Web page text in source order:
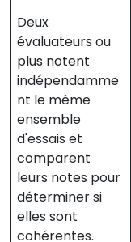
Deux
évaluateurs ou
plus notent
indépendamme
nt le même
ensemble
d'essais et
comparent
leurs notes pour
déterminer si
elles sont
cohérentes.